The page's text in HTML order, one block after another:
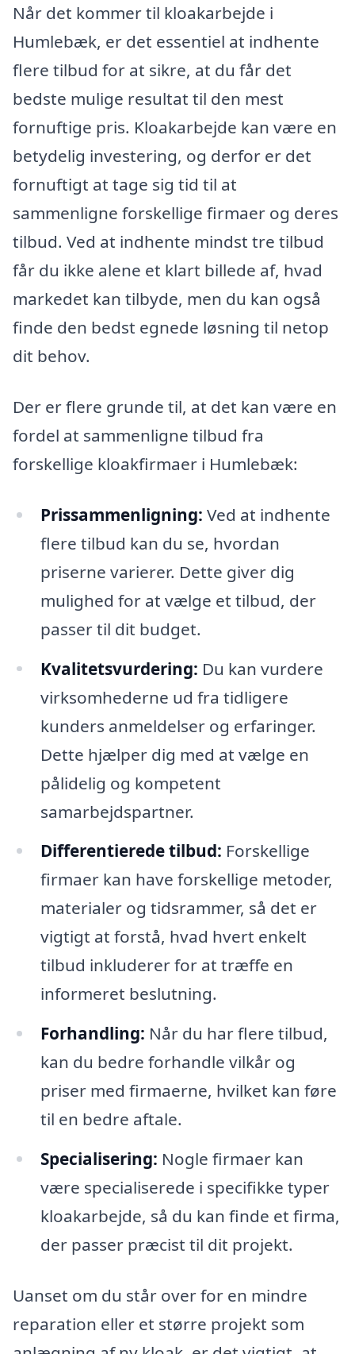
Når det kommer til kloakarbejde i
Humlebæk, er det essentiel at indhente
flere tilbud for at sikre, at du får det
bedste mulige resultat til den mest
fornuftige pris. Kloakarbejde kan være en
betydelig investering, og derfor er det
fornuftigt at tage sig tid til at
sammenligne forskellige firmaer og deres
tilbud. Ved at indhente mindst tre tilbud
får du ikke alene et klart billede af, hvad
markedet kan tilbyde, men du kan også
finde den bedst egnede løsning til netop
dit behov.
Der er flere grunde til, at det kan være en
fordel at sammenligne tilbud fra
forskellige kloakfirmaer i Humlebæk:
Prissammenligning: Ved at indhente
flere tilbud kan du se, hvordan
priserne varierer. Dette giver dig
mulighed for at vælge et tilbud, der
passer til dit budget.
Kvalitetsvurdering: Du kan vurdere
virksomhederne ud fra tidligere
kunders anmeldelser og erfaringer.
Dette hjælper dig med at vælge en
pålidelig og kompetent
samarbejdspartner.
Differentierede tilbud: Forskellige
firmaer kan have forskellige metoder,
materialer og tidsrammer, så det er
vigtigt at forstå, hvad hvert enkelt
tilbud inkluderer for at træffe en
informeret beslutning.
Forhandling: Når du har flere tilbud,
kan du bedre forhandle vilkår og
priser med firmaerne, hvilket kan føre
til en bedre aftale.
Specialisering: Nogle firmaer kan
være specialiserede i specifikke typer
kloakarbejde, så du kan finde et firma,
der passer præcist til dit projekt.
Uanset om du står over for en mindre
reparation eller et større projekt som